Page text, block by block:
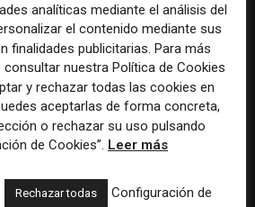
su día como una forma de
digitales informativos
fuentes, de manera
pudieran...
analíticas mediante el análisis del
el contenido mediante sus
finalidades publicitarias. Para más
nuestra Política de Cookies
y rechazar todas las cookies en
aceptarlas de forma concreta,
o rechazar su uso pulsando
de Cookies”. Leer más
Rechazar todas
Configuración de